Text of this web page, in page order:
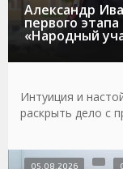
Александр
первого этапа
«Народный
Интуиция и
раскрыть дело с
05.08.2026